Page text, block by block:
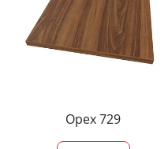
Орех 729